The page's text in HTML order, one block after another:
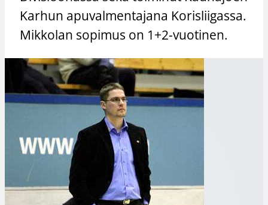
Karhun apuvalmentajana Korisliigassa.
Mikkolan sopimus on 1+2-vuotinen.